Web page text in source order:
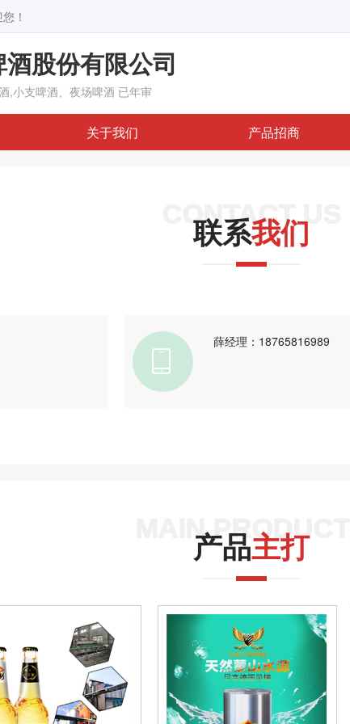
！
股份有限公司
,小支啤酒、夜场啤酒 已年审
关于我们 产品招商
CONTACT US
联系我们
薛经理：18765816989
MAIN产品主打